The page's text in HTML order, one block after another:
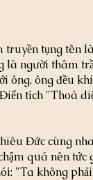
tụng tên
là người thâm
ông, ông đều
Điển tích "Thoá
Đức cùng
quá nên
"Ta không